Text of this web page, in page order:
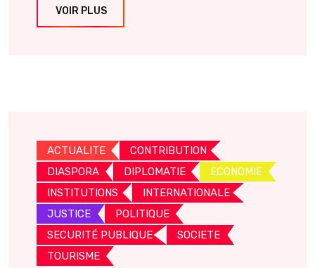
VOIR PLUS
ACTUALITE
CONTRIBUTION
DIASPORA
DIPLOMATIE
ECONOMIE
INSTITUTIONS
INTERNATIONALE
JUSTICE
POLITIQUE
SECURITÉ PUBLIQUE
SOCIETE
TOURISME